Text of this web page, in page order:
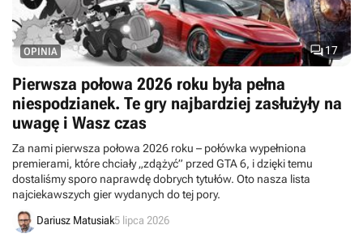
17
OPINIA
Pierwsza połowa 2026 roku była pełna
niespodzianek. Te gry najbardziej zasłużyły na
uwagę i Wasz czas
Za nami pierwsza połowa 2026 roku – połówka wypełniona
premierami, które chciały „zdążyć” przed GTA 6, i dzięki temu
dostaliśmy sporo naprawdę dobrych tytułów. Oto nasza lista
najciekawszych gier wydanych do tej pory.
Dariusz Matusiak5 lipca 2026